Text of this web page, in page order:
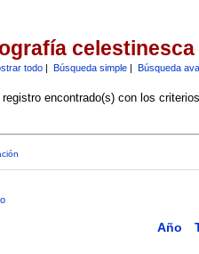
celestinesca
todo| Búsqueda simple| Búsqueda
registro encontrado(s) con los
Año